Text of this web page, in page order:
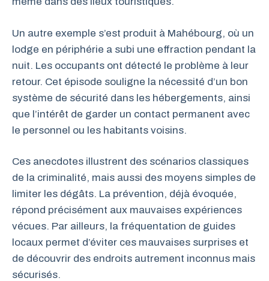
Un autre exemple s’est produit à Mahébourg, où un
lodge en périphérie a subi une effraction pendant la
nuit. Les occupants ont détecté le problème à leur
retour. Cet épisode souligne la nécessité d’un bon
système de sécurité dans les hébergements, ainsi
que l’intérêt de garder un contact permanent avec
le personnel ou les habitants voisins.
Ces anecdotes illustrent des scénarios classiques
de la criminalité, mais aussi des moyens simples de
limiter les dégâts. La prévention, déjà évoquée,
répond précisément aux mauvaises expériences
vécues. Par ailleurs, la fréquentation de guides
locaux permet d’éviter ces mauvaises surprises et
de découvrir des endroits autrement inconnus mais
sécurisés.